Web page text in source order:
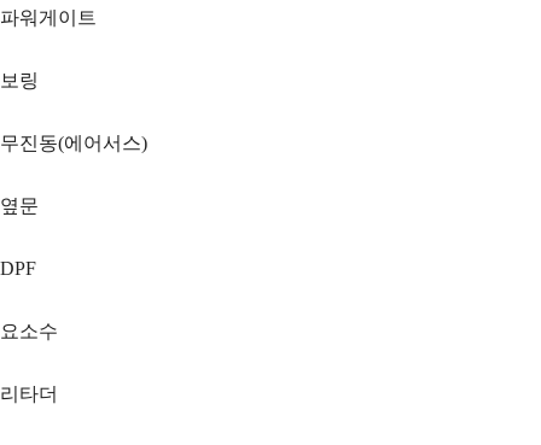
파워게이트
보링
무진동(에어서스)
옆문
DPF
요소수
리타더